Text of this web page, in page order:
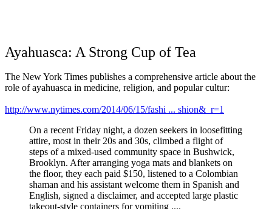
Ayahuasca: A Strong Cup of Tea
The New York Times publishes a comprehensive article about the
role of ayahuasca in medicine, religion, and popular cultur:
http://www.nytimes.com/2014/06/15/fashi ... shion&_r=1
On a recent Friday night, a dozen seekers in loosefitting
attire, most in their 20s and 30s, climbed a flight of
steps of a mixed-used community space in Bushwick,
Brooklyn. After arranging yoga mats and blankets on
the floor, they each paid $150, listened to a Colombian
shaman and his assistant welcome them in Spanish and
English, signed a disclaimer, and accepted large plastic
takeout-style containers for vomiting ....